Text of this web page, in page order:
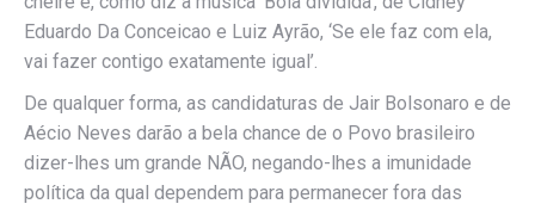
Eduardo Da Conceicao e Luiz Ayrão, ‘Se ele faz com ela,
vai fazer contigo exatamente igual’.
De qualquer forma, as candidaturas de Jair Bolsonaro e de
Aécio Neves darão a bela chance de o Povo brasileiro
dizer-lhes um grande NÃO, negando-lhes a imunidade
política da qual dependem para permanecer fora das